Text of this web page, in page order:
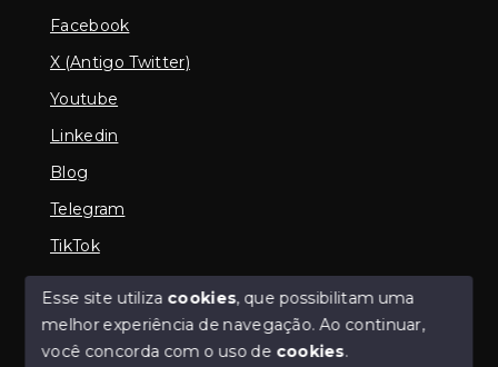
Facebook
X (Antigo Twitter)
Youtube
Linkedin
Blog
Telegram
TikTok
© Copyright 2026 - Imobiliária em Araguari | iMartins |
imobiliária Araguari | Financiamento Imobiliário -
Esse site utiliza cookies, que possibilitam uma
melhor experiência de navegação.Ao continuar,
você concorda com o uso de cookies.